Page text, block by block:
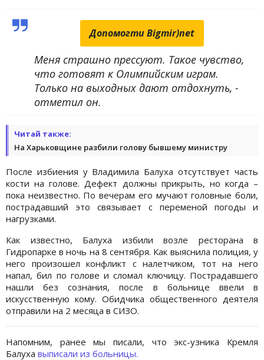
Допомогти Bigmir)net
Меня страшно прессуют. Такое чувство,
что готовят к Олимпийским играм.
Только на выходных дают отдохнуть, -
отметил он.
Читай также:
На Харьковщине разбили голову бывшему министру
После избиения у Владимила Балуха отсутствует часть
кости на голове. Дефект должны прикрыть, но когда –
пока неизвестно. По вечерам его мучают головные боли,
пострадавший это связывает с переменой погоды и
нагрузками.
Как известно, Балуха избили возле ресторана в
Гидропарке в ночь на 8 сентября. Как выяснила полиция, у
него произошел конфликт с налетчиком, тот на него
напал, бил по голове и сломал ключицу. Пострадавшего
нашли без сознания, после в больнице ввели в
искусственную кому. Обидчика общественного деятеля
отправили на 2 месяца в СИЗО.
Напомним, ранее мы писали, что экс-узника Кремля
Балуха выписали из больницы.